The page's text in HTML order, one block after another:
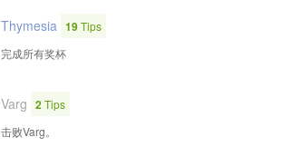
Thymesia 19Tips
完成所有奖杯
Varg 2Tips
击败Varg。